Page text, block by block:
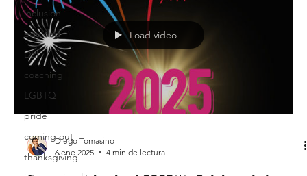
inclusion
equidad
DEI
coaching
LGBTQ
pride
coming out
thanksgiving
Load video
Diego Tomasino
6 ene 2025
4 min de lectura